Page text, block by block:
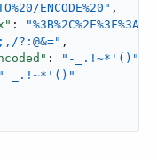
ENCODE%20" ,
:
?:@&=" ,
: "-_.!~*'()"
"-_.!~*'()"